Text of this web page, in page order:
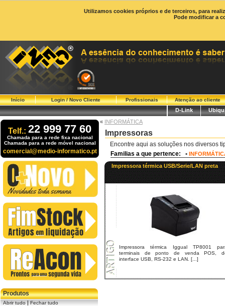
Utilizamos cookies próprios e de terceiros, para
Pode modificar a
Início Login / Novo Cliente Profissionais Atenção ao cliente
D-Link
Telf.: 22 999 77 60
Chamada para a rede fixa nacional
Chamada para a rede móvel nacional
comercial@medio-informatico.pt
Produtos
Abrir tudo|Fechar tudo
« INFORMÁTICA
Impressoras
Encontre aqui as soluções nos diversos
Familias a que pertence: •
Impressora térmica USB/Serie/LAN preta
Impressora térmica Iggual TP8001
terminais de ponto de venda POS,
interface USB, RS-232 e LAN. [...]